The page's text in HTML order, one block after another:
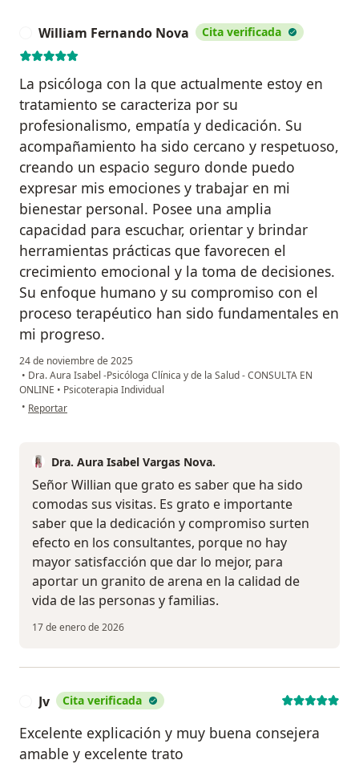
William Fernando Nova Cita verificada
La psicóloga con la que actualmente estoy en
tratamiento se caracteriza por su
profesionalismo, empatía y dedicación. Su
acompañamiento ha sido cercano y respetuoso,
creando un espacio seguro donde puedo
expresar mis emociones y trabajar en mi
bienestar personal. Posee una amplia
capacidad para escuchar, orientar y brindar
herramientas prácticas que favorecen el
crecimiento emocional y la toma de decisiones.
Su enfoque humano y su compromiso con el
proceso terapéutico han sido fundamentales en
mi progreso.
24 de noviembre de 2025
• Dra. Aura Isabel -Psicóloga Clínica y de la Salud - CONSULTA EN
ONLINE • Psicoterapia Individual
• en opinión del usuario William Fernando Nova
Reportar
Dra. Aura Isabel Vargas Nova.
Señor Willian que grato es saber que ha sido
comodas sus visitas. Es grato e importante
saber que la dedicación y compromiso surten
efecto en los consultantes, porque no hay
mayor satisfacción que dar lo mejor, para
aportar un granito de arena en la calidad de
vida de las personas y familias.
17 de enero de 2026
Jv Cita verificada
Excelente explicación y muy buena consejera
amable y excelente trato